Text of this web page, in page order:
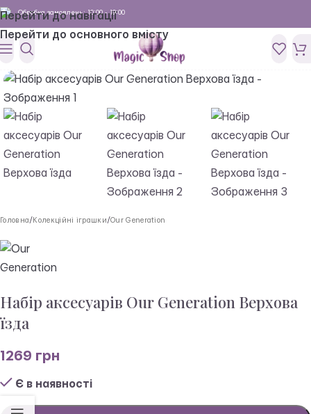
Перейти до навігації
Перейти до основного вмісту
Обробка замовлень: 10:00 - 19:00
Головна / Колекційні іграшки /Our Generation
Набір аксесуарів Our Generation Верхова
їзда
1269 грн
Є в наявності